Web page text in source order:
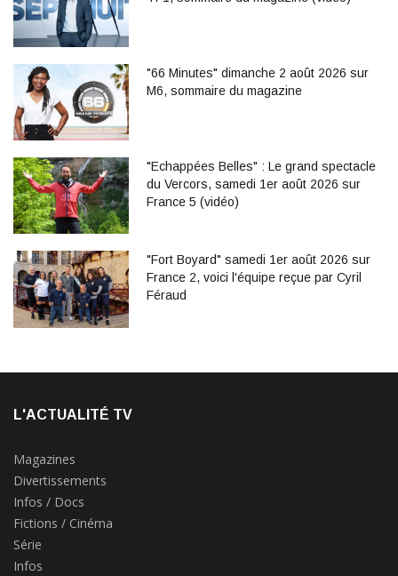
"66 Minutes" dimanche 2 août 2026 sur
M6, sommaire du magazine
"Echappées Belles" : Le grand spectacle
du Vercors, samedi 1er août 2026 sur
France 5 (vidéo)
"Fort Boyard" samedi 1er août 2026 sur
France 2, voici l'équipe reçue par Cyril
Féraud
L'ACTUALITÉ TV
Magazines
Divertissements
Infos / Docs
Fictions / Cinéma
Série
Infos